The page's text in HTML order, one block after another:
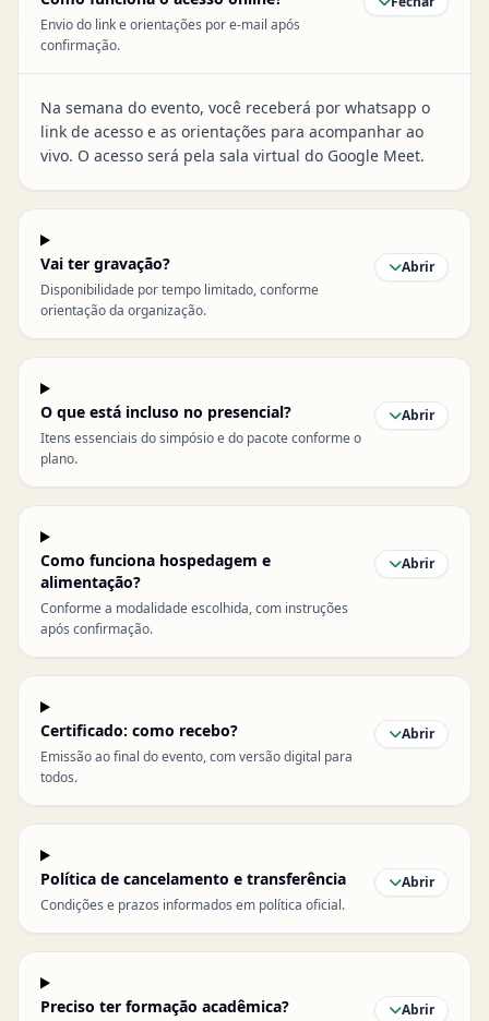
Envio do link e orientações por e-mail após
confirmação.
Na semana do evento, você receberá por whatsapp o
link de acesso e as orientações para acompanhar ao
vivo. O acesso será pela sala virtual do Google Meet.
Vai ter gravação?
Disponibilidade por tempo limitado, conforme
orientação da organização.
Abrir
O que está incluso no presencial?
Itens essenciais do simpósio e do pacote conforme o
plano.
Abrir
Como funciona hospedagem e
alimentação?
Conforme a modalidade escolhida, com instruções
após confirmação.
Abrir
Certificado: como recebo?
Emissão ao final do evento, com versão digital para
todos.
Abrir
Política de cancelamento e transferência
Condições e prazos informados em política oficial.
Abrir
Preciso ter formação acadêmica? Abrir